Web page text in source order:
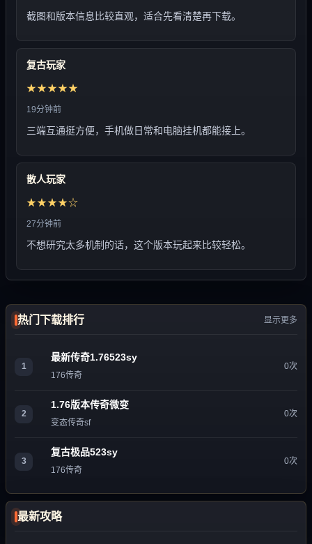
截图和版本信息比较直观，适合先看清楚再下载。
复古玩家
★★★★★
19分钟前
三端互通挺方便，手机做日常和电脑挂机都能接上。
散人玩家
★★★★☆
27分钟前
不想研究太多机制的话，这个版本玩起来比较轻松。
热门下载排行 显示更多
1
最新传奇1.76523sy
176传奇
0次
2
1.76版本传奇微变
变态传奇sf
0次
3
复古极品523sy
176传奇
0次
最新攻略